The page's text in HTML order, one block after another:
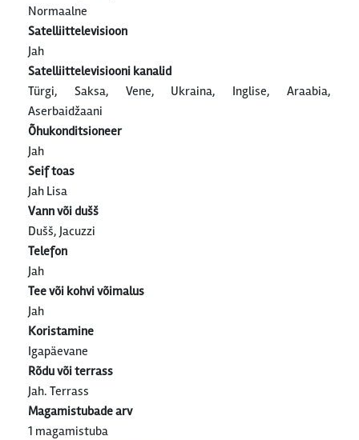
Normaalne
Satelliittelevisioon
Jah
Satelliittelevisiooni kanalid
Türgi, Saksa, Vene, Ukraina, Inglise, Araabia,
Aserbaidžaani
Õhukonditsioneer
Jah
Seif toas
Jah Lisa
Vann või dušš
Dušš, Jacuzzi
Telefon
Jah
Tee või kohvi võimalus
Jah
Koristamine
Igapäevane
Rõdu või terrass
Jah. Terrass
Magamistubade arv
1 magamistuba